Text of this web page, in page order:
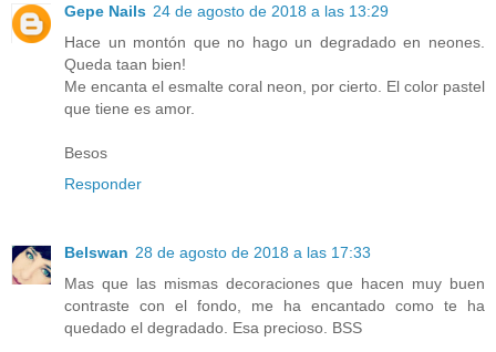
Gepe Nails 24 de agosto de 2018 a las 13:29
Hace un montón que no hago un degradado en neones.
Queda taan bien!
Me encanta el esmalte coral neon, por cierto. El color pastel
que tiene es amor.
Besos
Responder
Belswan 28 de agosto de 2018 a las 17:33
Mas que las mismas decoraciones que hacen muy buen
contraste con el fondo, me ha encantado como te ha
quedado el degradado. Esa precioso. BSS